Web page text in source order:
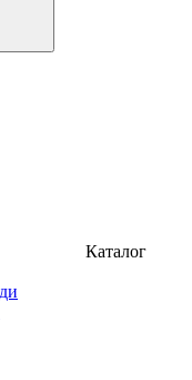
Каталог